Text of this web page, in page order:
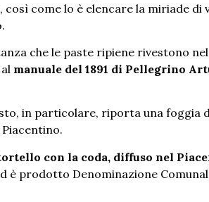
come lo è elencare la miriade
che le paste ripiene rivestono
manuale del 1891 di Pellegrino
in particolare, riporta una foggia
con la coda, diffuso nel
è prodotto Denominazione